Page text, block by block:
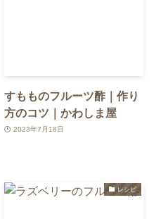
すもものフルーツ酢｜作り
方のコツ｜かわしま屋
2023年7月18日
レシピ